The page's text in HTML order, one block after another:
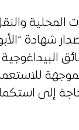
المحلية
9 جويلية إصدار
إلى